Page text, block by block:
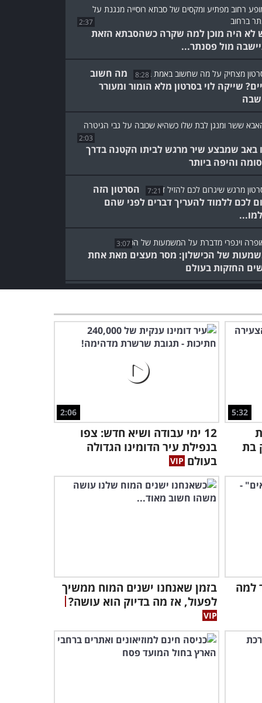
2:37
לא היה מוכן למה שקרה כשהסבתא הזאת
מול פסנתר...
8:28
מה חשוב
שייקה לוי בסרטון מלא הומור ומעורר
2:03
באב שמבצע שיר מרגש לביתו הקטנה בדרך
והיפה ביותר
7:21
הסרטון הזה
לכם ללמוד להעריך דברים לפני שהם
3:07
של הכישלון: מסר מעצים מאת אחת
החזקות בעולם
1:45
אפשרי!
לעולם, וכדאי להקשיב למה
שהוא אומר...
3:27
הזה מזכיר לנו שחשוב להניח את הטלפון
בחיים...
1:56
הנבון הזה מסביר על משמעות האהבה בדרך
ומרגשת מאוד...
8:02
מהי הדרך הנכונה לחיות?
הסרטון המרגש הזה עונה על
התכלית המפתיעה של החיים:
5:32
בת
2:06
12 ימי עבודה ושיא חדש: צפו
בנפילת עיר הדומינו הגדולה
בעולם
למה
בזמן שאנחנו ישנים המוח ממשיך
לפעול, אז מה בדיוק הוא עושה?